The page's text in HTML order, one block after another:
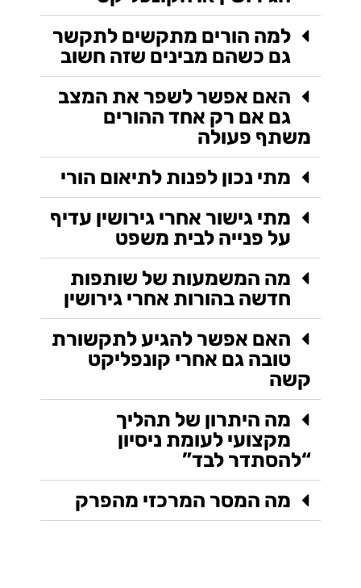
למה הורים מתקשים לתקשר
גם כשהם מבינים שזה חשוב
האם אפשר לשפר את המצב
גם אם רק אחד ההורים
משתף פעולה
מתי נכון לפנות לתיאום הורי
מתי גישור אחרי גירושין עדיף
על פנייה לבית משפט
מה המשמעות של שותפות
חדשה בהורות אחרי גירושין
האם אפשר להגיע לתקשורת
טובה גם אחרי קונפליקט
קשה
מה היתרון של תהליך
מקצועי לעומת ניסיון
“להסתדר לבד”
מה המסר המרכזי מהפרק